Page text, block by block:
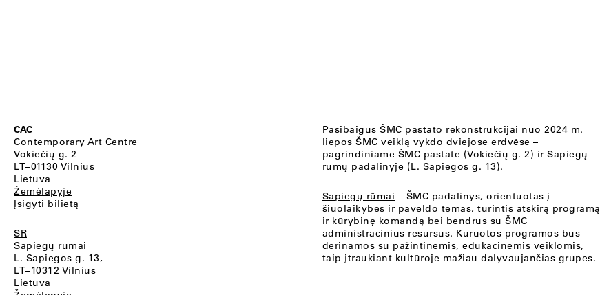
CAC
Contemporary Art Centre
Vokiečių g. 2
LT–01130 Vilnius
Lietuva
Žemėlapyje
Įsigyti bilietą
SR
Sapiegų rūmai
L. Sapiegos g. 13,
LT–10312 Vilnius
Lietuva
Pasibaigus ŠMC pastato rekonstrukcijai nuo 2024 m.
liepos ŠMC veiklą vykdo dviejose erdvėse –
pagrindiniame ŠMC pastate (Vokiečių g. 2) ir Sapiegų
rūmų padalinyje (L. Sapiegos g. 13).
Sapiegų rūmai – ŠMC padalinys, orientuotas į
šiuolaikybės ir paveldo temas, turintis atskirą programą
ir kūrybinę komandą bei bendrus su ŠMC
administracinius resursus. Kuruotos programos bus
derinamos su pažintinėmis, edukacinėmis veiklomis,
taip įtraukiant kultūroje mažiau dalyvaujančias grupes.